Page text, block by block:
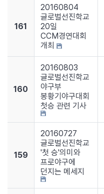
161
20160804
글로벌선진학교
20일
CCM경연대회
개최
160
20160803
글로벌선진학교
야구부
봉황기야구대회
첫승 관련 기사
159
20160727
글로벌선진학교
'첫 승'의미와
프로야구에
던지는 메세지